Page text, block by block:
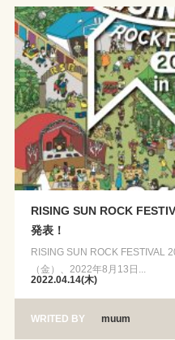
RISING SUN ROCK
発表！
RISING SUN ROCK FESTIVAL
（金）、2022年8月13日...
2022.04.14(木)
WRITED BY muum